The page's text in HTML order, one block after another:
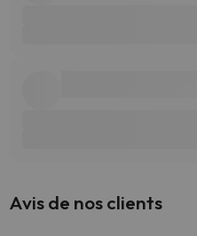
Avis de nos clients